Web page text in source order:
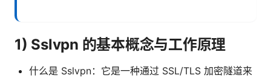
1) Sslvpn 的基本概念与工作原理
什么是 Sslvpn：它是一种通过 SSL/TLS 加密隧道来